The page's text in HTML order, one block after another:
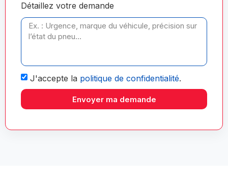
Détaillez votre demande
J'accepte la politique de confidentialité.
Envoyer ma demande